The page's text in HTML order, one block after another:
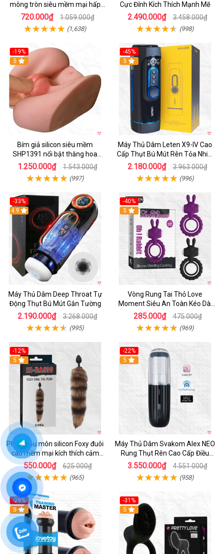
mông tròn siêu mềm mại hấp
dẫn
720.000₫ 1.059.000₫
(1,638)
Cực Đỉnh Kích Thích Mạnh Mẽ
2.490.000₫ 3.458.000₫
(998)
-19%
Hot
5
Bím giả silicon siêu mềm
SHP1391 nổi bật thăng hoa
hoàn hảo
1.250.000₫ 1.543.000₫
(997)
-45%
Hot
5
Máy Thủ Dâm Leten X9-IV Cao
Cấp Thụt Bú Mút Rên Tỏa Nhiệt
Sạc Pin
2.180.000₫ 3.963.000₫
(996)
-33%
Hot
4.9
Máy Thủ Dâm Deep Throat Tự
Động Thụt Bú Mút Gắn Tường
2.190.000₫ 3.268.000₫
(995)
-40%
5
Vòng Rung Tai Thỏ Love
Moment Siêu An Toàn Kéo Dài
Thời Gian
285.000₫ 475.000₫
(969)
-12%
Hot
5
Phích hậu môn silicon Foxy đuôi
cáo mềm mại kích thích cảm
giác mới
550.000₫ 625.000₫
(965)
-22%
5
Máy Thủ Dâm Svakom Alex NEO
Rung Thụt Rên Cao Cấp Điều
Khiển App
3.550.000₫ 4.551.000₫
(958)
-29%
Hot
5
-31%
5